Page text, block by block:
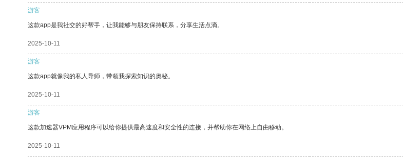
游客
这款app是我社交的好帮手，让我能够与朋友保持联系，分享生活点滴。
2025-10-11
游客
这款app就像我的私人导师，带领我探索知识的奥秘。
2025-10-11
游客
这款加速器VPM应用程序可以给你提供最高速度和安全性的连接，并帮助你在网络上自由移动。
2025-10-11